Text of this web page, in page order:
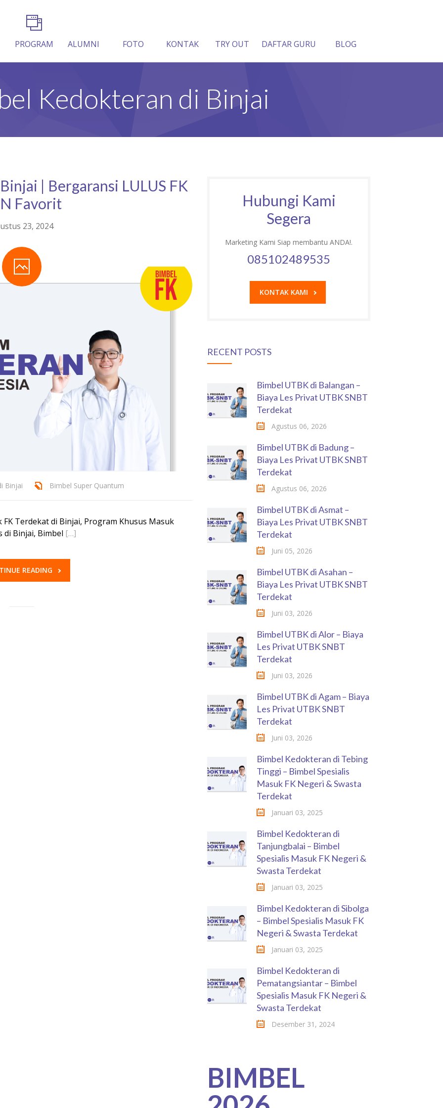
PROGRAM ALUMNI FOTO KONTAK TRY OUT DAFTAR GURU BLOG
Kedokteran di Binjai
| Bergaransi LULUS FK
Favorit
23, 2024
Binjai Bimbel Super Quantum
Terdekat di Binjai, Program Khusus Masuk
di Binjai, Bimbel […]
READING
Hubungi Kami
Segera
Marketing Kami Siap membantu ANDA!.
085102489535
KONTAK KAMI
RECENT POSTS
Bimbel UTBK di Balangan –
Biaya Les Privat UTBK SNBT
Terdekat
Agustus 06, 2026
Bimbel UTBK di Badung –
Biaya Les Privat UTBK SNBT
Terdekat
Agustus 06, 2026
Bimbel UTBK di Asmat –
Biaya Les Privat UTBK SNBT
Terdekat
Juni 05, 2026
Bimbel UTBK di Asahan –
Biaya Les Privat UTBK SNBT
Terdekat
Juni 03, 2026
Bimbel UTBK di Alor – Biaya
Les Privat UTBK SNBT
Terdekat
Juni 03, 2026
Bimbel UTBK di Agam – Biaya
Les Privat UTBK SNBT
Terdekat
Juni 03, 2026
Bimbel Kedokteran di Tebing
Tinggi – Bimbel Spesialis
Masuk FK Negeri & Swasta
Terdekat
Januari 03, 2025
Bimbel Kedokteran di
Tanjungbalai – Bimbel
Spesialis Masuk FK Negeri &
Swasta Terdekat
Januari 03, 2025
Bimbel Kedokteran di Sibolga
– Bimbel Spesialis Masuk FK
Negeri & Swasta Terdekat
Januari 03, 2025
Bimbel Kedokteran di
Pematangsiantar – Bimbel
Spesialis Masuk FK Negeri &
Swasta Terdekat
Desember 31, 2024
BIMBEL